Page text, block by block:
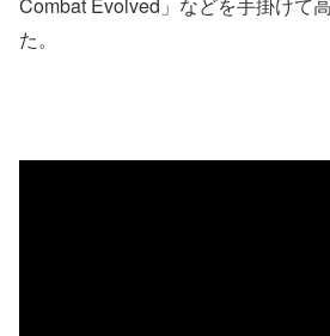
Combat Evolved」などを手掛けて
た。